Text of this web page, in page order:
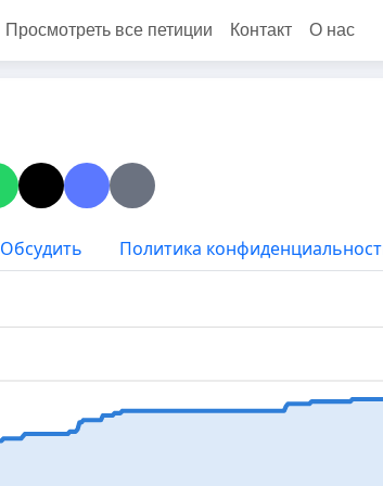
Просмотреть все петиции Контакт О нас
Обсудить Политика